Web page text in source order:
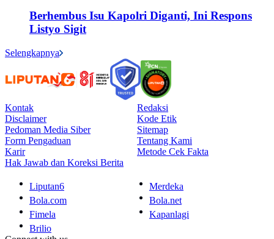
Berhembus Isu Kapolri Diganti, Ini Respons
Listyo Sigit
Selengkapnya
Kontak
Redaksi
Disclaimer
Kode Etik
Pedoman Media Siber
Sitemap
Form Pengaduan
Tentang Kami
Karir
Metode Cek Fakta
Hak Jawab dan Koreksi Berita
Liputan6
Merdeka
Bola.com
Bola.net
Fimela
Kapanlagi
Brilio